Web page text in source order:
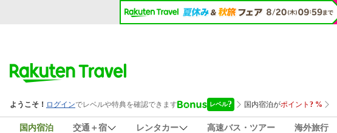
国内宿泊 交通＋宿 レンタカー 高速バス・ツアー 海外旅行